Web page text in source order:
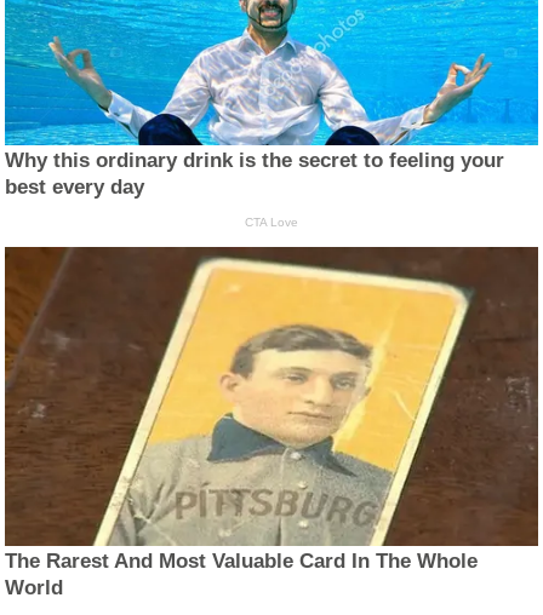
Why this ordinary drink is the secret to feeling your
best every day
CTA Love
The Rarest And Most Valuable Card In The Whole
World